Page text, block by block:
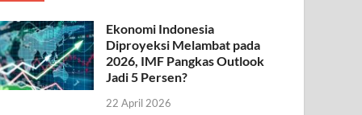
Ekonomi Indonesia
Diproyeksi Melambat pada
2026, IMF Pangkas Outlook
Jadi 5 Persen?
22 April 2026